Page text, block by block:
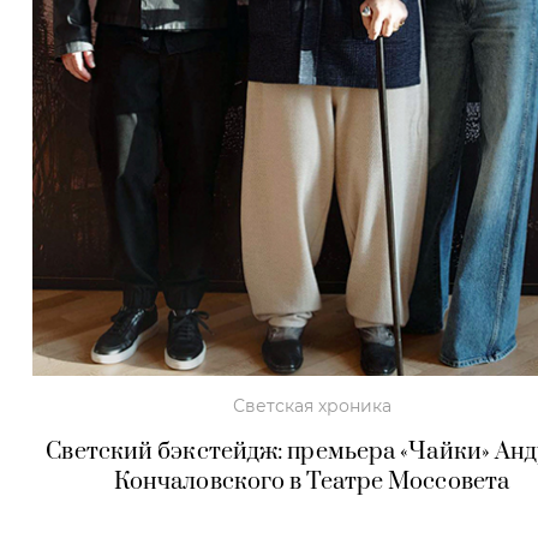
Светская хроника
Светский бэкстейдж: премьера «Чайки»
Кончаловского в Театре Моссовета